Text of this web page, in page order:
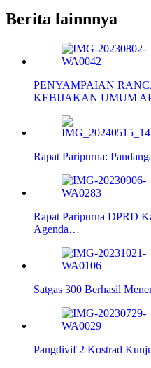
Berita lainnnya
PENYAMPAIAN
KEBIJAKAN UMUM
Rapat Paripurna:
Rapat Paripurna DPRD
Agenda…
Satgas 300 Berhasil
Pangdivif 2 Kostrad